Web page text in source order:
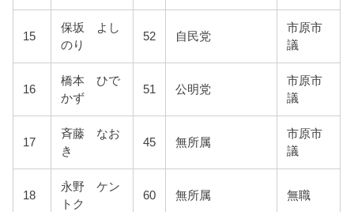
15
保坂 よし
のり
52 自民党
市原市
議
16
橋本 ひで
かず
51 公明党
市原市
議
17
斉藤 なお
き
45 無所属
市原市
議
18
永野 ケン
トク
60 無所属 無職